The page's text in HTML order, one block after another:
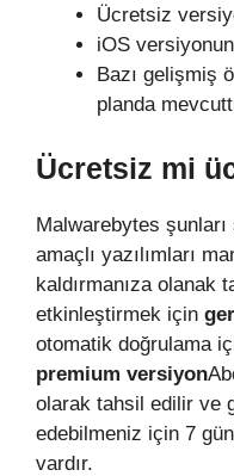
Ücretsiz
iOS
Bazı gelişmiş
planda
Ücretsiz mi
Malwarebytes şunları
amaçlı yazılımları
kaldırmanıza olanak
etkinleştirmek için
otomatik doğrulama
premium versiyon
olarak tahsil edilir ve
edebilmeniz için 7
vardır.